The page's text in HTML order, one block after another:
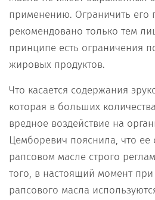
применению. Ограничить его
рекомендовано только тем
принципе есть ограничения
жировых продуктов.
Что касается содержания
которая в больших
вредное воздействие на
Цемборевич пояснила, что ее
рапсовом масле строго
того, в настоящий момент при
рапсового масла